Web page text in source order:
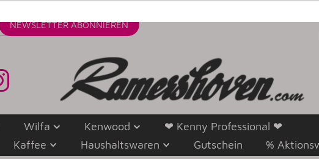
NEWSLETTER ABONNIEREN
Wilfa Kenwood
❤ Kenny Professional ❤
Kaffee Haushaltswaren Gutschein %